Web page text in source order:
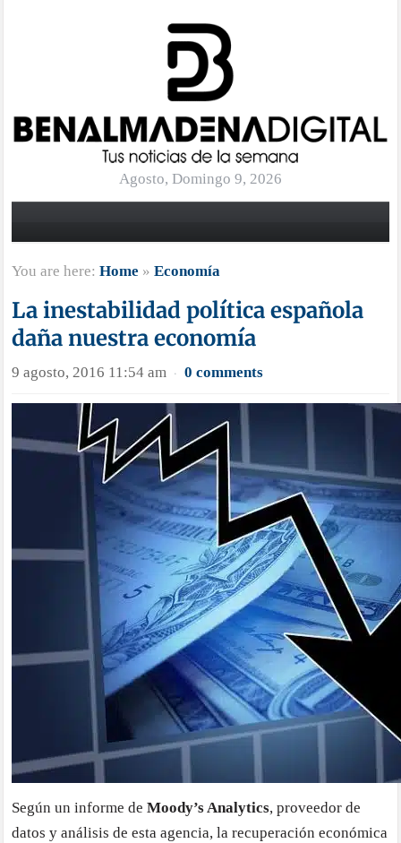
Agosto, Domingo 9, 2026
You are here:Home »Economía
La inestabilidad política española
daña nuestra economía
9 agosto, 2016 11:54 am · 0 comments
Según un informe deMoody’s Analytics, proveedor de
datos y análisis de esta agencia, la recuperación económica